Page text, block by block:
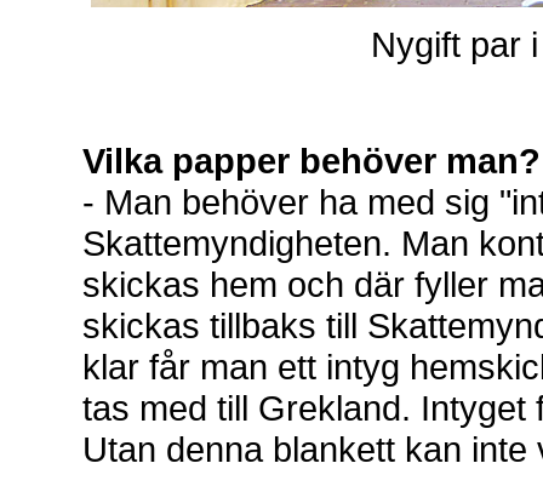
Nygift par
Vilka papper behöver man?
- Man behöver ha med sig
Skattemyndigheten. Man
skickas hem och där fyller
skickas tillbaks till
klar får man ett intyg
tas med till Grekland. Intyget
Utan denna blankett kan